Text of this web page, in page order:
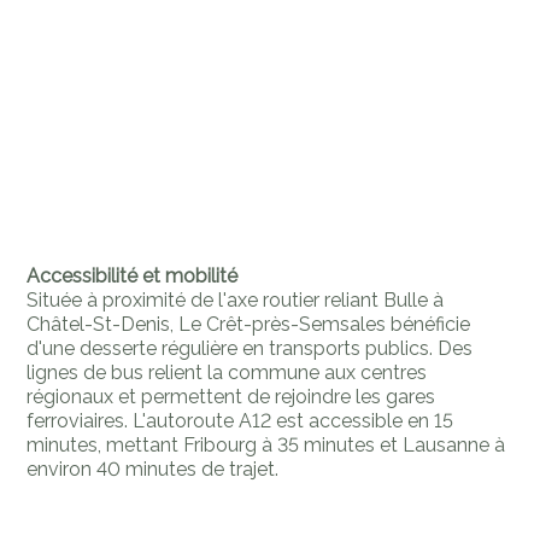
Accessibilité et mobilité
Située à proximité de l'axe routier reliant Bulle à
Châtel-St-Denis, Le Crêt-près-Semsales bénéficie
d'une desserte régulière en transports publics. Des
lignes de bus relient la commune aux centres
régionaux et permettent de rejoindre les gares
ferroviaires. L'autoroute A12 est accessible en 15
minutes, mettant Fribourg à 35 minutes et Lausanne à
environ 40 minutes de trajet.